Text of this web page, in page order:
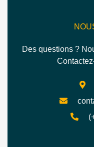
Des questions ?